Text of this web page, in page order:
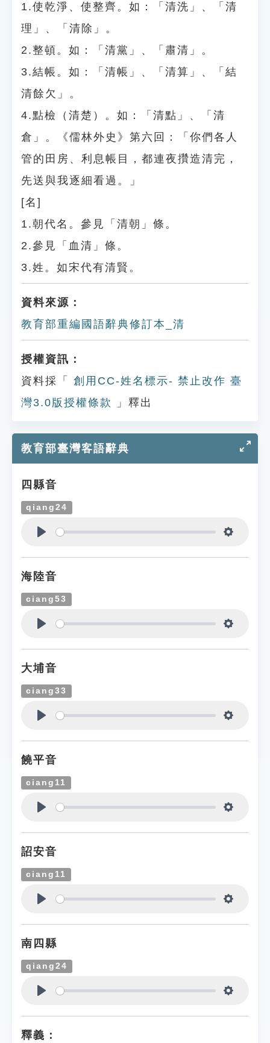
1.使乾淨、使整齊。如：「清洗」、「清
理」、「清除」。
2.整頓。如：「清黨」、「肅清」。
3.結帳。如：「清帳」、「清算」、「結
清餘欠」。
4.點檢（清楚）。如：「清點」、「清
倉」。《儒林外史》第六回：「你們各人
管的田房、利息帳目，都連夜攢造清完，
先送與我逐細看過。」
[名]
1.朝代名。參見「清朝」條。
2.參見「血清」條。
3.姓。如宋代有清賢。
資料來源：
教育部重編國語辭典修訂本_清
授權資訊：
資料採「
創用CC-姓名標示- 禁止改作 臺
灣3.0版授權條款
」釋出
教育部臺灣客語辭典
四縣音
qiang24
海陸音
ciang53
大埔音
ciang33
饒平音
ciang11
詔安音
ciang11
南四縣
qiang24
釋義：